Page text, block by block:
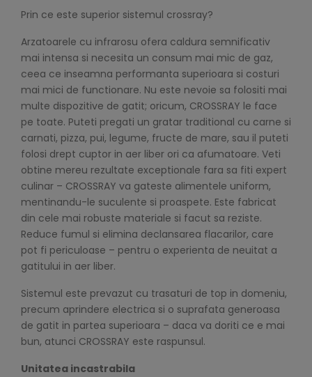
Prin ce este superior sistemul crossray?
Arzatoarele cu infrarosu ofera caldura semnificativ
mai intensa si necesita un consum mai mic de gaz,
ceea ce inseamna performanta superioara si costuri
mai mici de functionare. Nu este nevoie sa folositi mai
multe dispozitive de gatit; oricum, CROSSRAY le face
pe toate. Puteti pregati un gratar traditional cu carne si
carnati, pizza, pui, legume, fructe de mare, sau il puteti
folosi drept cuptor in aer liber ori ca afumatoare. Veti
obtine mereu rezultate exceptionale fara sa fiti expert
culinar – CROSSRAY va gateste alimentele uniform,
mentinandu-le suculente si proaspete. Este fabricat
din cele mai robuste materiale si facut sa reziste.
Reduce fumul si elimina declansarea flacarilor, care
pot fi periculoase – pentru o experienta de neuitat a
gatitului in aer liber.
Sistemul este prevazut cu trasaturi de top in domeniu,
precum aprindere electrica si o suprafata generoasa
de gatit in partea superioara – daca va doriti ce e mai
bun, atunci CROSSRAY este raspunsul.
Unitatea incastrabila